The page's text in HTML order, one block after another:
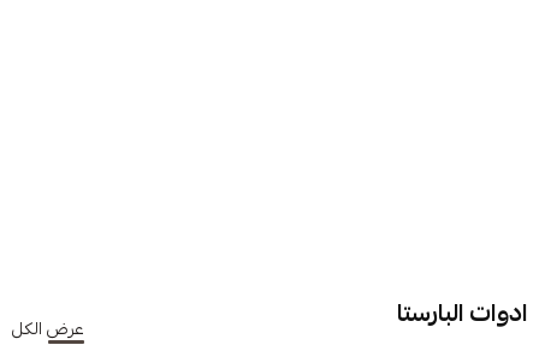
ادوات البارستا عرض الكل